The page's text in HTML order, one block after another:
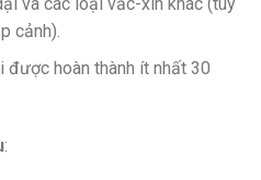
cảnh).
hoàn thành ít nhất 30
: